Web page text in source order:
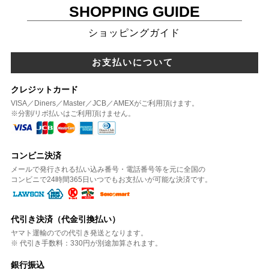
SHOPPING GUIDE
ショッピングガイド
お支払いについて
クレジットカード
VISA／Diners／Master／JCB／AMEXがご利用頂けます。
※分割/リボ払いはご利用頂けません。
コンビニ決済
メールで発行される払い込み番号・電話番号等を元に全国の
コンビニで24時間365日いつでもお支払いが可能な決済です。
代引き決済（代金引換払い）
ヤマト運輸のでの代引き発送となります。
※ 代引き手数料：330円が別途加算されます。
銀行振込